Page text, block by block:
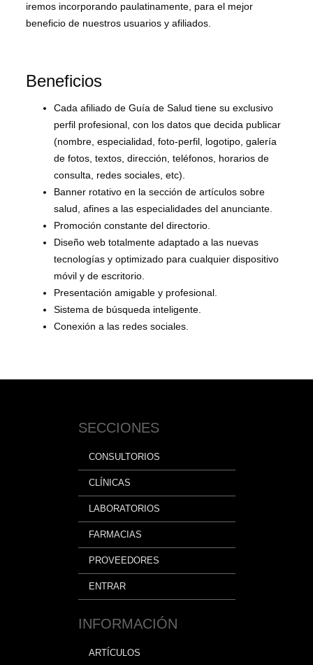
iremos incorporando paulatinamente, para el mejor
beneficio de nuestros usuarios y afiliados.
Beneficios
Cada afiliado de Guía de Salud tiene su exclusivo
perfil profesional, con los datos que decida publicar
(nombre, especialidad, foto-perfil, logotipo, galería
de fotos, textos, dirección, teléfonos, horarios de
consulta, redes sociales, etc).
Banner rotativo en la sección de artículos sobre
salud, afines a las especialidades del anunciante.
Promoción constante del directorio.
Diseño web totalmente adaptado a las nuevas
tecnologías y optimizado para cualquier dispositivo
móvil y de escritorio.
Presentación amigable y profesional.
Sistema de búsqueda inteligente.
Conexión a las redes sociales.
SECCIONES
CONSULTORIOS
CLÍNICAS
LABORATORIOS
FARMACIAS
PROVEEDORES
ENTRAR
INFORMACIÓN
ARTÍCULOS